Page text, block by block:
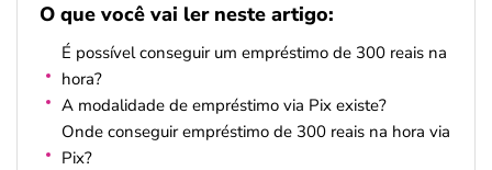
O que você vai ler neste artigo:
É possível conseguir um empréstimo de 300 reais na
hora?
A modalidade de empréstimo via Pix existe?
Onde conseguir empréstimo de 300 reais na hora via
Pix?